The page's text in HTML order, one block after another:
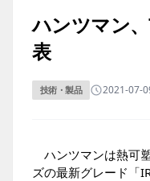
ハンツマン
表
技術・製品 2021-07-
ハンツマンは熱可
ズの最新グレード「